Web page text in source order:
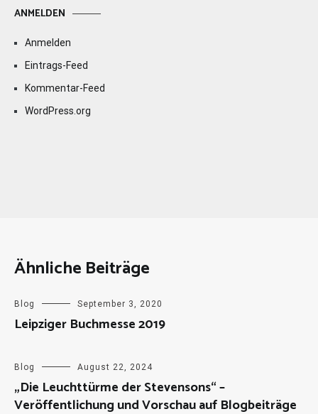
ANMELDEN
Anmelden
Eintrags-Feed
Kommentar-Feed
WordPress.org
Ähnliche Beiträge
Blog September 3, 2020
Leipziger Buchmesse 2019
Blog August 22, 2024
„Die Leuchttürme der Stevensons“ –
Veröffentlichung und Vorschau auf Blogbeiträge